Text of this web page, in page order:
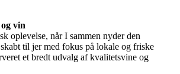
vin
oplevelse, når I sammen nyder den
til jer med fokus på lokale og friske
et bredt udvalg af kvalitetsvine og